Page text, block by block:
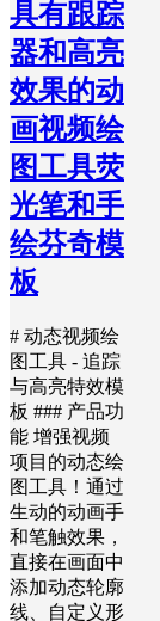
具有跟踪
器和高亮
效果的动
画视频绘
图工具荧
光笔和手
绘芬奇模
板
# 动态视频绘
图工具 - 追踪
与高亮特效模
板 ### 产品功
能 增强视频
项目的动态绘
图工具！通过
生动的动画手
和笔触效果，
直接在画面中
添加动态轮廓
线、自定义形